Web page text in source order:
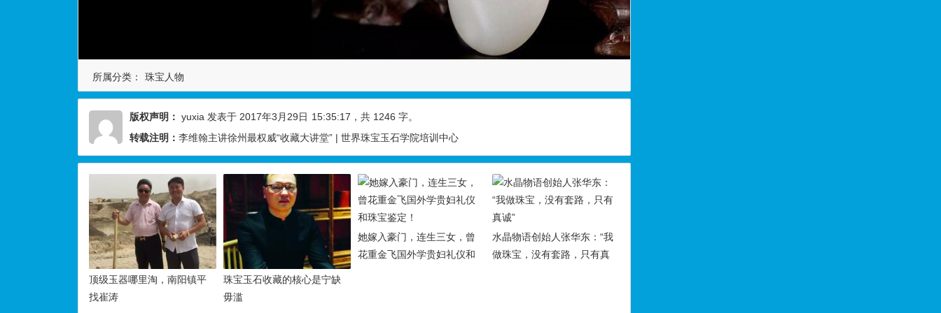
所属分类： 珠宝人物
版权声明： yuxia 发表于 2017年3月29日 15:35:17 ，共 1246 字。
转载注明： 李维翰主讲徐州最权威“收藏大讲堂” | 世界珠宝玉石学院培训中心
顶级玉器哪里淘，南阳镇平
找崔涛
珠宝玉石收藏的核心是宁缺
毋滥
她嫁入豪门，连生三女，曾
花重金飞国外学贵妇礼仪和
水晶物语创始人张华东：“我
做珠宝，没有套路，只有真